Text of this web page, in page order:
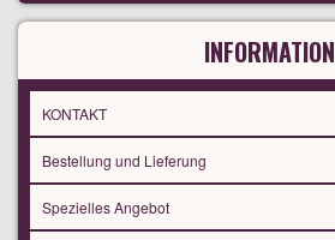
INFORMATION
KONTAKT
Bestellung und Lieferung
Spezielles Angebot